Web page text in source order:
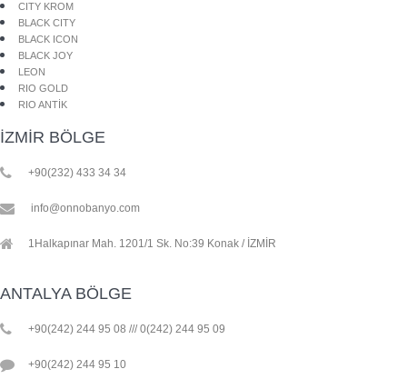
CITY KROM
BLACK CITY
BLACK ICON
BLACK JOY
LEON
RIO GOLD
RIO ANTİK
İZMİR BÖLGE
+90(232) 433 34 34
info@onnobanyo.com
1Halkapınar Mah. 1201/1 Sk. No:39 Konak / İZMİR
ANTALYA BÖLGE
+90(242) 244 95 08 /// 0(242) 244 95 09
+90(242) 244 95 10